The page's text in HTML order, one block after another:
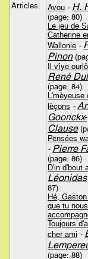
Articles: Avou - H.
(page: 80)
Le jeu de
Catherine
Wallonie -
Pinon
Il vîye
René
(page: 84)
L'mèyeuse
lèçons -
Goorickx-
Clause
Pensées
- Pierre
(page: 86)
D'in d'bout
Léonidas
87)
Hé,
que tu nous
Toujours
cher ami -
(page: 88)